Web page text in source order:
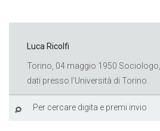
Luca Ricolfi
Torino, 04 maggio 1950
dati presso l'Università di Torino.